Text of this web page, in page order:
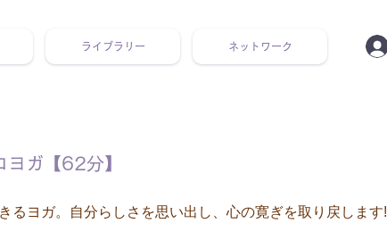
ライブラリー ネットワーク
ヨガ【62分】
るヨガ。自分らしさを思い出し、心の寛ぎを取り戻します!